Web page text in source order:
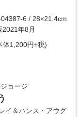
6 / 28×21.4cm
年8月
体1,200円+税)
ョージ
イ＆ハンス・アウグ